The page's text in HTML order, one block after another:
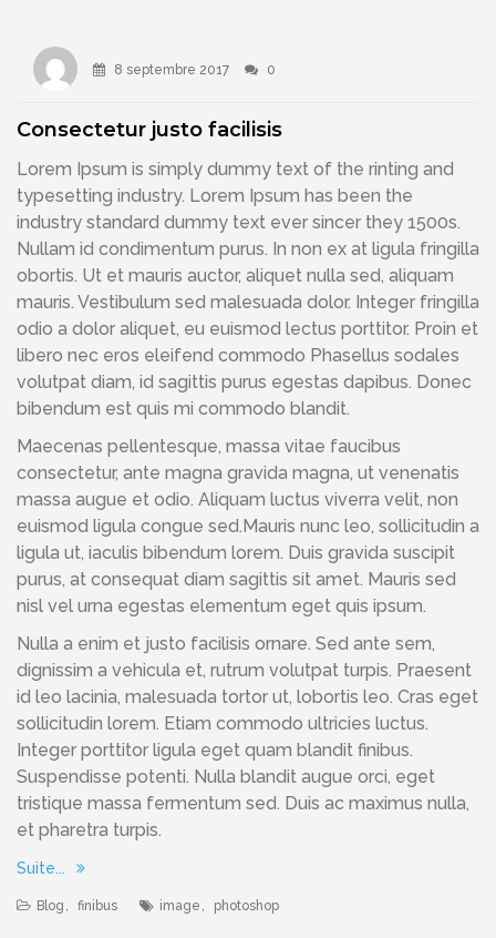
8 septembre 2017 0
Consectetur justo facilisis
Lorem Ipsum is simply dummy text of the rinting and
typesetting industry. Lorem Ipsum has been the
industry standard dummy text ever sincer they 1500s.
Nullam id condimentum purus. In non ex at ligula fringilla
obortis. Ut et mauris auctor, aliquet nulla sed, aliquam
mauris. Vestibulum sed malesuada dolor. Integer fringilla
odio a dolor aliquet, eu euismod lectus porttitor. Proin et
libero nec eros eleifend commodo Phasellus sodales
volutpat diam, id sagittis purus egestas dapibus. Donec
bibendum est quis mi commodo blandit.
Maecenas pellentesque, massa vitae faucibus
consectetur, ante magna gravida magna, ut venenatis
massa augue et odio. Aliquam luctus viverra velit, non
euismod ligula congue sed.Mauris nunc leo, sollicitudin a
ligula ut, iaculis bibendum lorem. Duis gravida suscipit
purus, at consequat diam sagittis sit amet. Mauris sed
nisl vel urna egestas elementum eget quis ipsum.
Nulla a enim et justo facilisis ornare. Sed ante sem,
dignissim a vehicula et, rutrum volutpat turpis. Praesent
id leo lacinia, malesuada tortor ut, lobortis leo. Cras eget
sollicitudin lorem. Etiam commodo ultricies luctus.
Integer porttitor ligula eget quam blandit finibus.
Suspendisse potenti. Nulla blandit augue orci, eget
tristique massa fermentum sed. Duis ac maximus nulla,
et pharetra turpis.
Suite...
Blog , finibus image , photoshop